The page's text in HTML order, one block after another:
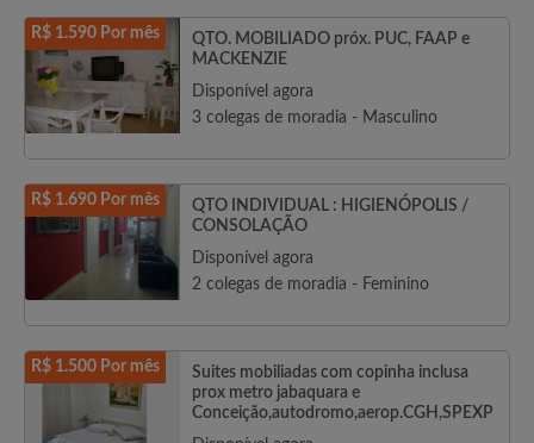
R$ 1.590 Por mês
QTO. MOBILIADO próx. PUC, FAAP e
MACKENZIE
Disponível agora
3 colegas de moradia - Masculino
R$ 1.690 Por mês
QTO INDIVIDUAL : HIGIENÓPOLIS /
CONSOLAÇÃO
Disponível agora
2 colegas de moradia - Feminino
R$ 1.500 Por mês
Suites mobiliadas com copinha inclusa
prox metro jabaquara e
Conceição,autodromo,aerop.CGH,SPEXP